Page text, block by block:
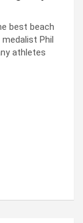
best beach
Phil
athletes